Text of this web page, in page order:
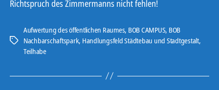
Richtspruch des Zimmermanns nicht fehlen!
Schlagwörter
Aufwertung des öffentlichen Raumes, BOB CAMPUS, BOB
Nachbarschaftspark, Handlungsfeld Städtebau und Stadtgestalt,
Teilhabe